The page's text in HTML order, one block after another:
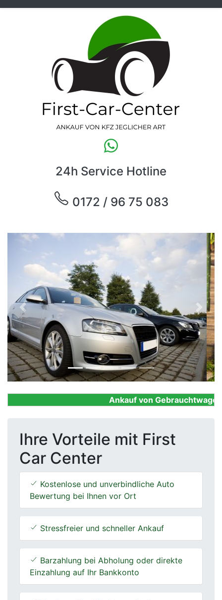
24h Service Hotline
0172 / 96 75 083
Previous Next
Ankauf von
Ihre Vorteile mit First
Car Center
Kostenlose und unverbindliche Auto
Bewertung bei Ihnen vor Ort
Stressfreier und schneller Ankauf
Barzahlung bei Abholung oder direkte
Einzahlung auf Ihr Bankkonto